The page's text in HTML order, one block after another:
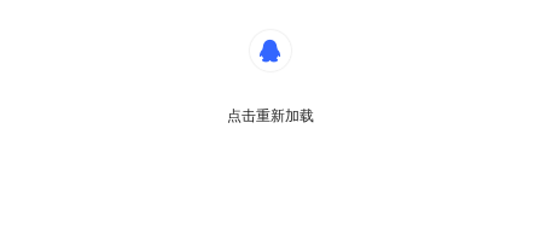
点击重新加载